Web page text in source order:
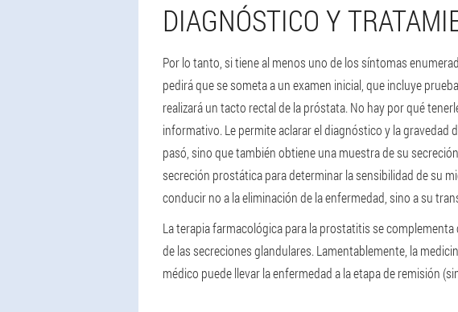
DIAGNÓSTICO Y
Por lo tanto, si tiene al menos uno de los síntomas
pedirá que se someta a un examen inicial, que incluye
realizará un tacto rectal de la próstata. No hay por qué
informativo. Le permite aclarar el diagnóstico y la gravedad
pasó, sino que también obtiene una muestra de su
secreción prostática para determinar la sensibilidad de su
conducir no a la eliminación de la enfermedad, sino a su
La terapia farmacológica para la prostatitis se
de las secreciones glandulares. Lamentablemente, la
médico puede llevar la enfermedad a la etapa de remisión